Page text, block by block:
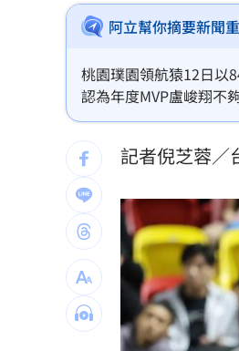
黃仁勳個資外洩
連戰二媳動怒
原民抗議傅崐
攝影爆跳槽李
專家：「這裡
印度男來台觀
台灣彩券開獎直
阿立幫你摘要新聞
桃園璞園領航猿12日以
認為年度MVP盧峻翔不
記者倪芝蓉／